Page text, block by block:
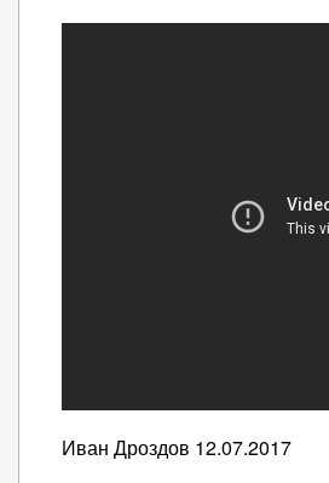
Иван Дроздов 12.07.2017